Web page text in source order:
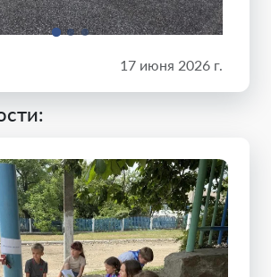
17 июня 2026 г.